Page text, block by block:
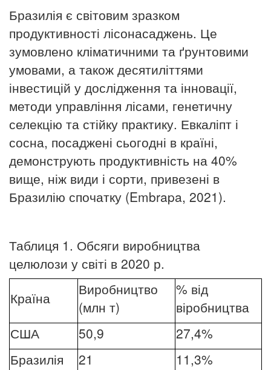
Бразилія є світовим зразком
продуктивності лісонасаджень. Це
зумовлено кліматичними та ґрунтовими
умовами, а також десятиліттями
інвестицій у дослідження та інновації,
методи управління лісами, генетичну
селекцію та стійку практику. Евкаліпт і
сосна, посаджені сьогодні в країні,
демонструють продуктивність на 40%
вище, ніж види і сорти, привезені в
Бразилію спочатку (Embrapa, 2021).
Таблиця 1. Обсяги виробництва
целюлози у світі в 2020 р.
Країна
Виробництво
(млн т)
% від
віробництва
США
50,9
27,4%
Бразилія
21
11,3%